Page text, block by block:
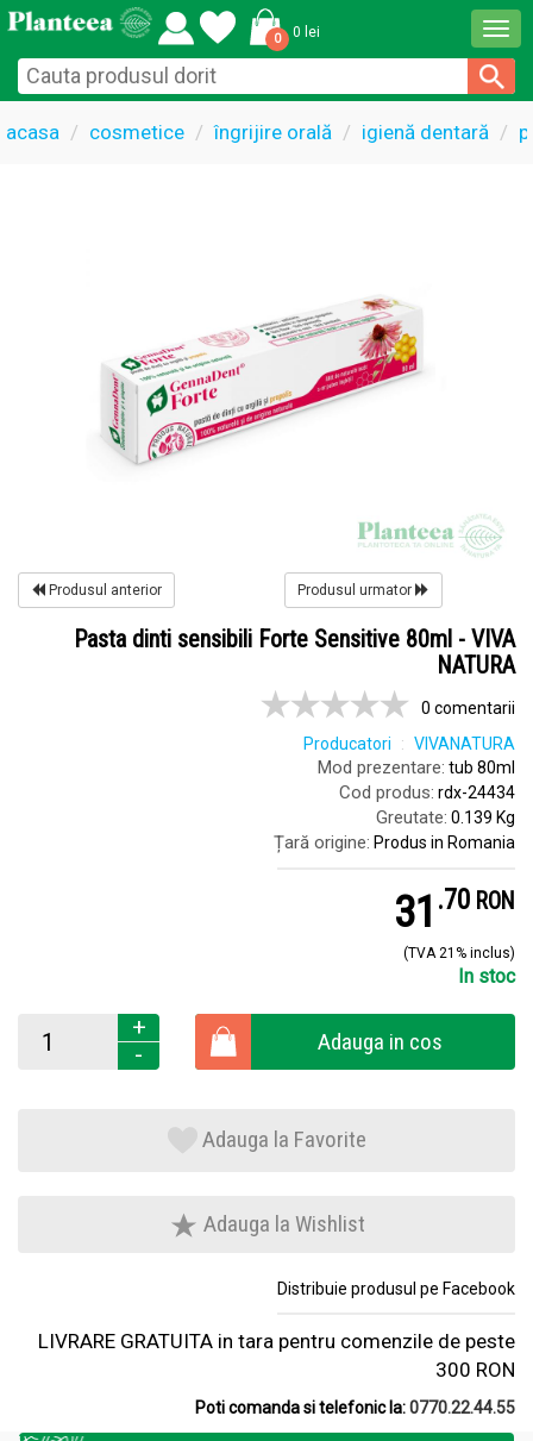
0 0 lei
acasa cosmetice îngrijire orală igienă dentară
Produsul anterior Produsul urmator
Pasta dinti sensibili Forte Sensitive 80ml - VIVA
NATURA
0 comentarii
Producatori
VIVANATURA
Mod prezentare: tub 80ml
Cod produs: rdx-24434
Greutate: 0.139 Kg
Țară origine: Produs in Romania
31 .7 RON
(TVA 21% inclus)
In stoc
+
-
Adauga in cos
Adauga la Favorite
Adauga la Wishlist
Distribuie produsul pe Facebook
LIVRARE GRATUITA in tara pentru comenzile de peste
300 RON
Poti comanda si telefonic la:0770.22.44.55